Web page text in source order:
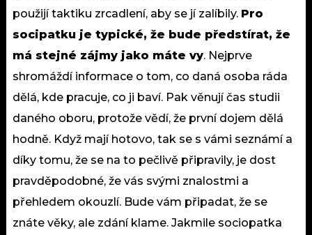
použijí taktiku zrcadlení, aby se jí zalíbily. Pro
socipatku je typické, že bude předstírat, že
má stejné zájmy jako máte vy. Nejprve
shromáždí informace o tom, co daná osoba ráda
dělá, kde pracuje, co ji baví. Pak věnují čas studii
daného oboru, protože vědí, že první dojem dělá
hodně. Když mají hotovo, tak se s vámi seznámí a
díky tomu, že se na to pečlivě připravily, je dost
pravděpodobné, že vás svými znalostmi a
přehledem okouzlí. Bude vám připadat, že se
znáte věky, ale zdání klame. Jakmile sociopatka